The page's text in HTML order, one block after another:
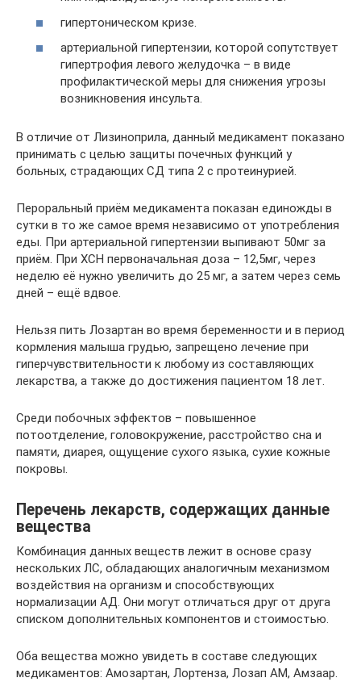
гипертоническом кризе.
артериальной гипертензии, которой сопутствует
гипертрофия левого желудочка – в виде
профилактической меры для снижения угрозы
возникновения инсульта.
В отличие от Лизиноприла, данный медикамент показано
принимать с целью защиты почечных функций у
больных, страдающих СД типа 2 с протеинурией.
Пероральный приём медикамента показан единожды в
сутки в то же самое время независимо от употребления
еды. При артериальной гипертензии выпивают 50мг за
приём. При ХСН первоначальная доза – 12,5мг, через
неделю её нужно увеличить до 25 мг, а затем через семь
дней – ещё вдвое.
Нельзя пить Лозартан во время беременности и в период
кормления малыша грудью, запрещено лечение при
гиперчувствительности к любому из составляющих
лекарства, а также до достижения пациентом 18 лет.
Среди побочных эффектов – повышенное
потоотделение, головокружение, расстройство сна и
памяти, диарея, ощущение сухого языка, сухие кожные
покровы.
Перечень лекарств, содержащих данные
вещества
Комбинация данных веществ лежит в основе сразу
нескольких ЛС, обладающих аналогичным механизмом
воздействия на организм и способствующих
нормализации АД. Они могут отличаться друг от друга
списком дополнительных компонентов и стоимостью.
Оба вещества можно увидеть в составе следующих
медикаментов: Амозартан, Лортенза, Лозап АМ, Амзаар.